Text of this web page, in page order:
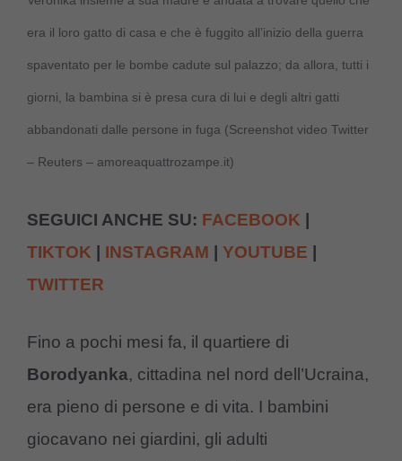
era il loro gatto di casa e che è fuggito all’inizio della guerra
spaventato per le bombe cadute sul palazzo; da allora, tutti i
giorni, la bambina si è presa cura di lui e degli altri gatti
abbandonati dalle persone in fuga (Screenshot video Twitter
– Reuters – amoreaquattrozampe.it)
SEGUICI ANCHE SU: FACEBOOK |
TIKTOK | INSTAGRAM | YOUTUBE |
TWITTER
Fino a pochi mesi fa, il quartiere di
Borodyanka, cittadina nel nord dell’Ucraina,
era pieno di persone e di vita. I bambini
giocavano nei giardini, gli adulti